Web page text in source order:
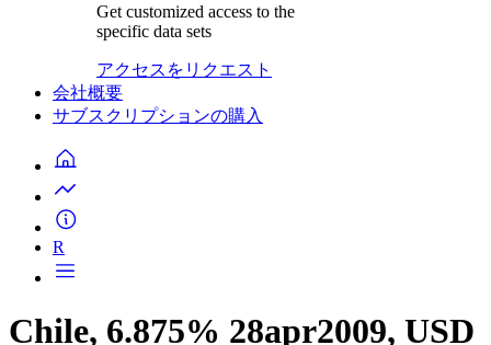
Get customized access to the
specific data sets
アクセスをリクエスト
会社概要
サブスクリプションの購入
R
Chile, 6.875% 28apr2009, USD